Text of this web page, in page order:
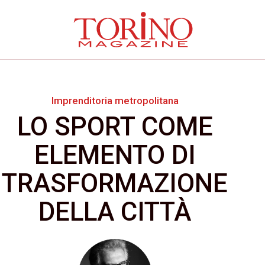
Imprenditoria metropolitana
LO SPORT COME
ELEMENTO DI
TRASFORMAZIONE
DELLA CITTÀ